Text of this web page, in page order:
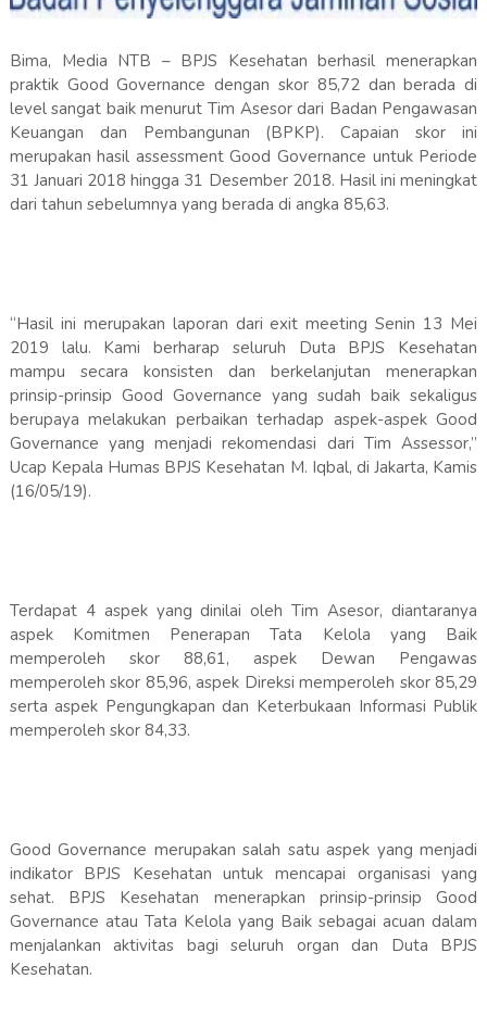
Bima, Media NTB – BPJS Kesehatan berhasil menerapkan
praktik Good Governance dengan skor 85,72 dan berada di
level sangat baik menurut Tim Asesor dari Badan Pengawasan
Keuangan dan Pembangunan (BPKP). Capaian skor ini
merupakan hasil assessment Good Governance untuk Periode
31 Januari 2018 hingga 31 Desember 2018. Hasil ini meningkat
dari tahun sebelumnya yang berada di angka 85,63.
“Hasil ini merupakan laporan dari exit meeting Senin 13 Mei
2019 lalu. Kami berharap seluruh Duta BPJS Kesehatan
mampu secara konsisten dan berkelanjutan menerapkan
prinsip-prinsip Good Governance yang sudah baik sekaligus
berupaya melakukan perbaikan terhadap aspek-aspek Good
Governance yang menjadi rekomendasi dari Tim Assessor,”
Ucap Kepala Humas BPJS Kesehatan M. Iqbal, di Jakarta, Kamis
(16/05/19).
Terdapat 4 aspek yang dinilai oleh Tim Asesor, diantaranya
aspek Komitmen Penerapan Tata Kelola yang Baik
memperoleh skor 88,61, aspek Dewan Pengawas
memperoleh skor 85,96, aspek Direksi memperoleh skor 85,29
serta aspek Pengungkapan dan Keterbukaan Informasi Publik
memperoleh skor 84,33.
Good Governance merupakan salah satu aspek yang menjadi
indikator BPJS Kesehatan untuk mencapai organisasi yang
sehat. BPJS Kesehatan menerapkan prinsip-prinsip Good
Governance atau Tata Kelola yang Baik sebagai acuan dalam
menjalankan aktivitas bagi seluruh organ dan Duta BPJS
Kesehatan.